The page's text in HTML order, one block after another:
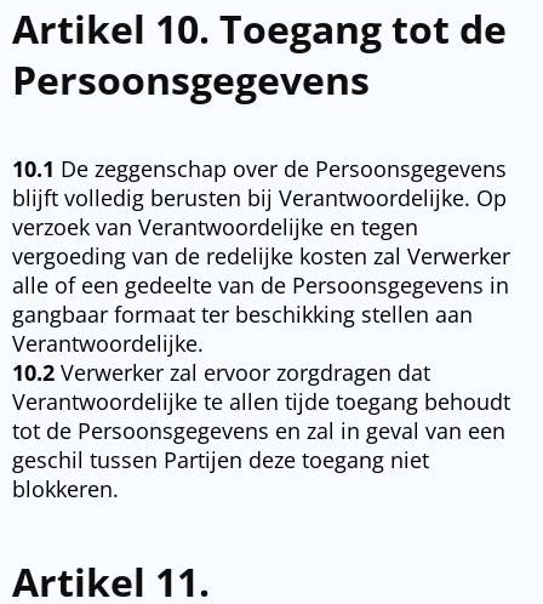
Artikel 10. Toegang tot de
Persoonsgegevens
10.1 De zeggenschap over de Persoonsgegevens
blijft volledig berusten bij Verantwoordelijke. Op
verzoek van Verantwoordelijke en tegen
vergoeding van de redelijke kosten zal Verwerker
alle of een gedeelte van de Persoonsgegevens in
gangbaar formaat ter beschikking stellen aan
Verantwoordelijke.
10.2 Verwerker zal ervoor zorgdragen dat
Verantwoordelijke te allen tijde toegang behoudt
tot de Persoonsgegevens en zal in geval van een
geschil tussen Partijen deze toegang niet
blokkeren.
Artikel 11.